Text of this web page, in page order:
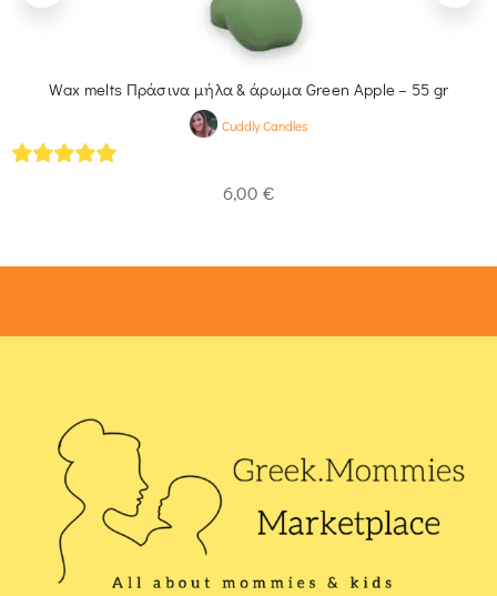
Wax melts Πράσινα μήλα & άρωμα Green Apple – 55 gr
Cuddly Candles
6,00 €